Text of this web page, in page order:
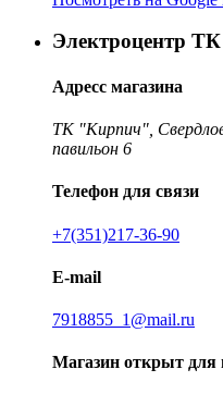
Электроцентр
Адресс магазина
ТК "Кирпич",
павильон 6
Телефон для связи
+7(351)217-36-90
E-mail
7918855_1@mail.ru
Магазин открыт для